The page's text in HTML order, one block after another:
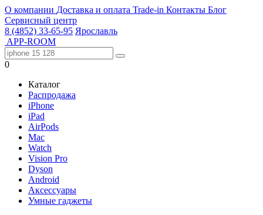
О компании Доставка и оплата Trade-in Контакты Блог
Сервисный центр
8 (4852) 33-65-95 Ярославль
APP-ROOM
0
Каталог
Распродажа
iPhone
iPad
AirPods
Mac
Watch
Vision Pro
Dyson
Android
Аксессуары
Умные гаджеты